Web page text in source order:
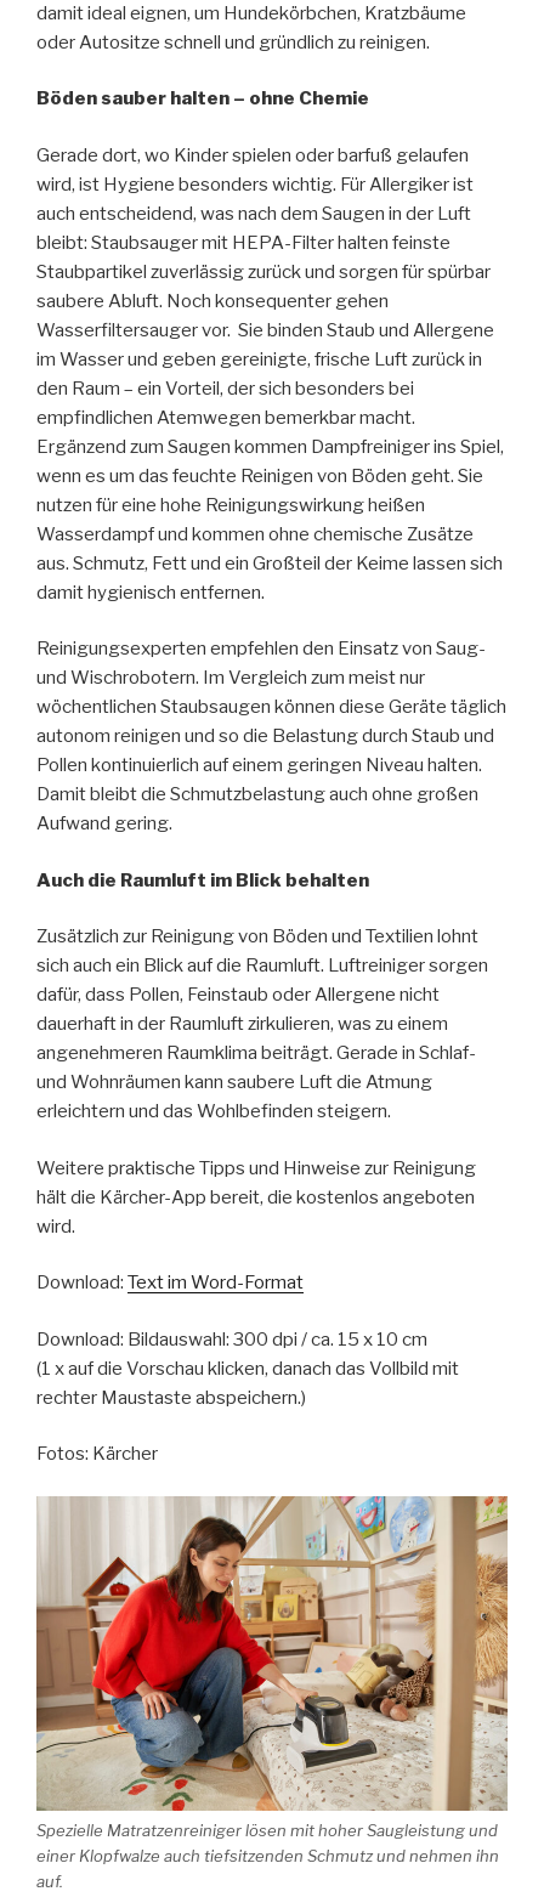
damit ideal eignen, um Hundekörbchen, Kratzbäume
oder Autositze schnell und gründlich zu reinigen.
Böden sauber halten – ohne Chemie
Gerade dort, wo Kinder spielen oder barfuß gelaufen
wird, ist Hygiene besonders wichtig. Für Allergiker ist
auch entscheidend, was nach dem Saugen in der Luft
bleibt: Staubsauger mit HEPA-Filter halten feinste
Staubpartikel zuverlässig zurück und sorgen für spürbar
saubere Abluft. Noch konsequenter gehen
Wasserfiltersauger vor. Sie binden Staub und Allergene
im Wasser und geben gereinigte, frische Luft zurück in
den Raum – ein Vorteil, der sich besonders bei
empfindlichen Atemwegen bemerkbar macht.
Ergänzend zum Saugen kommen Dampfreiniger ins Spiel,
wenn es um das feuchte Reinigen von Böden geht. Sie
nutzen für eine hohe Reinigungswirkung heißen
Wasserdampf und kommen ohne chemische Zusätze
aus. Schmutz, Fett und ein Großteil der Keime lassen sich
damit hygienisch entfernen.
Reinigungsexperten empfehlen den Einsatz von Saug-
und Wischrobotern. Im Vergleich zum meist nur
wöchentlichen Staubsaugen können diese Geräte täglich
autonom reinigen und so die Belastung durch Staub und
Pollen kontinuierlich auf einem geringen Niveau halten.
Damit bleibt die Schmutzbelastung auch ohne großen
Aufwand gering.
Auch die Raumluft im Blick behalten
Zusätzlich zur Reinigung von Böden und Textilien lohnt
sich auch ein Blick auf die Raumluft. Luftreiniger sorgen
dafür, dass Pollen, Feinstaub oder Allergene nicht
dauerhaft in der Raumluft zirkulieren, was zu einem
angenehmeren Raumklima beiträgt. Gerade in Schlaf-
und Wohnräumen kann saubere Luft die Atmung
erleichtern und das Wohlbefinden steigern.
Weitere praktische Tipps und Hinweise zur Reinigung
hält die Kärcher-App bereit, die kostenlos angeboten
wird.
Download: Text im Word-Format
Download: Bildauswahl: 300 dpi / ca. 15 x 10 cm
(1 x auf die Vorschau klicken, danach das Vollbild mit
rechter Maustaste abspeichern.)
Fotos: Kärcher
Spezielle Matratzenreiniger lösen mit hoher Saugleistung und
einer Klopfwalze auch tiefsitzenden Schmutz und nehmen ihn
auf.